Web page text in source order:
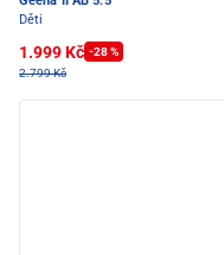
Děti
1.999 Kč -28 %
2.799 Kč